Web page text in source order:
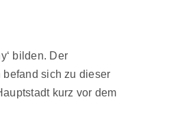
bilden. Der
sich zu dieser
kurz vor dem